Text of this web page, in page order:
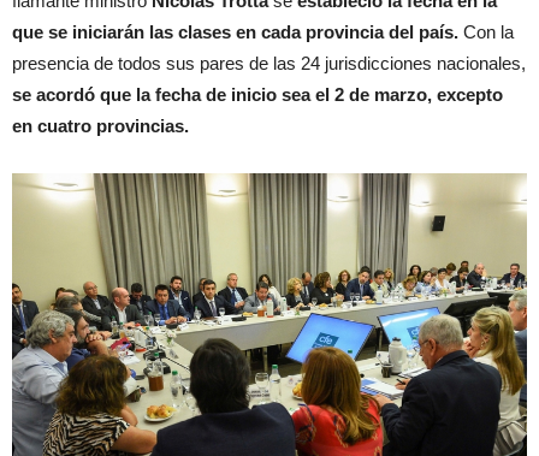
que se iniciarán las clases en cada provincia del país. Con la
presencia de todos sus pares de las 24 jurisdicciones nacionales,
se acordó que la fecha de inicio sea el 2 de marzo, excepto
en cuatro provincias.